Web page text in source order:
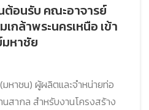
อนรับ คณะอาจารย์
กล้าพระนครเหนือ เข้า
หาชัย
หาชน) ผู้ผลิตและจำหน่ายท่อ
ากล สำหรับงานโครงสร้าง